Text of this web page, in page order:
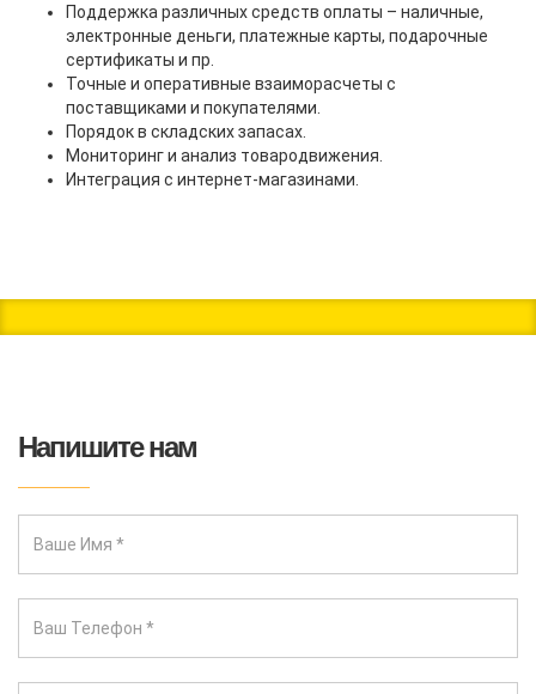
Поддержка различных средств оплаты – наличные,
электронные деньги, платежные карты, подарочные
сертификаты и пр.
Точные и оперативные взаиморасчеты с
поставщиками и покупателями.
Порядок в складских запасах.
Мониторинг и анализ товародвижения.
Интеграция с интернет-магазинами.
Напишите нам